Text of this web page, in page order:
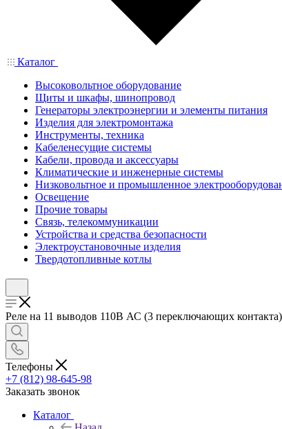
Каталог
Высоковольтное оборудование
Щиты и шкафы, шинопровод
Генераторы электроэнергии и элементы питания
Изделия для электромонтажа
Инструменты, техника
Кабеленесущие системы
Кабели, провода и аксессуары
Климатические и инженерные системы
Низковольтное и промышленное
Освещение
Прочие товары
Связь, телекоммуникации
Устройства и средства безопасности
Электроустановочные изделия
Твердотопливные котлы
Реле на 11 выводов 110В АС (3 переключающих
Телефоны
+7 (812) 98-645-98
Заказать звонок
Каталог